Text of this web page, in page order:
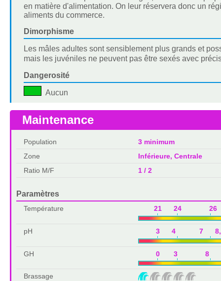
en matière d'alimentation. On leur réservera donc un
aliments du commerce.
Dimorphisme
Les mâles adultes sont sensiblement plus grands et
mais les juvéniles ne peuvent pas être sexés avec
Dangerosité
Aucun
Maintenance
Population
3 minimum
Zone
Inférieure, Centrale
Ratio M/F
1 / 2
Paramètres
Température 21 24 26
pH 3 4 7
GH 0 3 8
Brassage